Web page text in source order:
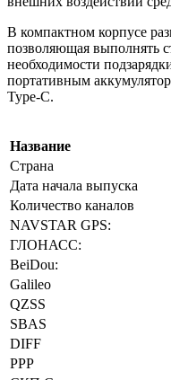
В компактном корпусе
позволяющая выполнять
необходимости
портативным
Type-C.
Название
Страна
Дата начала выпуска
Количество каналов
NAVSTAR GPS:
ГЛОНАСС:
BeiDou:
Galileo
QZSS
SBAS
DIFF
PPP